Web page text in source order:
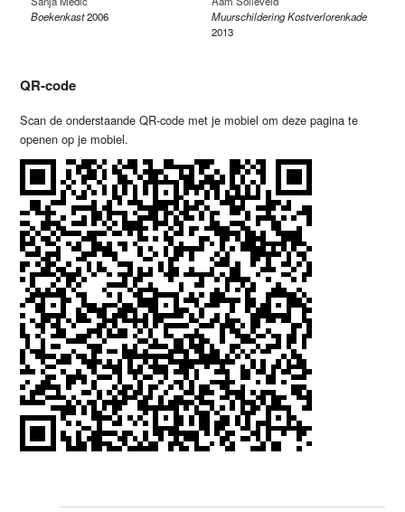
Boekenkast2006
Muurschildering Kostverlorenkade
2013
QR-code
Scan de onderstaande QR-code met je mobiel om deze pagina te
openen op je mobiel.